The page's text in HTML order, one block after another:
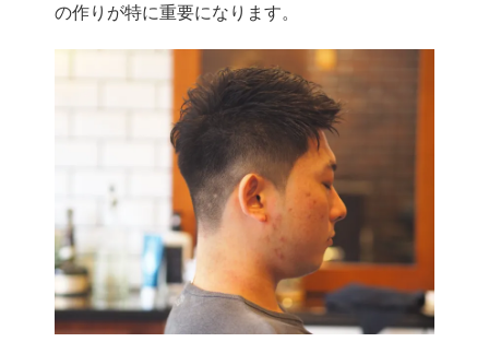
の作りが特に重要になります。